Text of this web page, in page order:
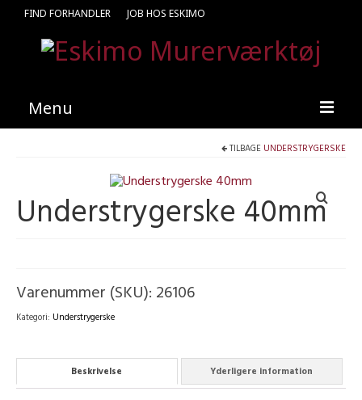
FIND FORHANDLER JOB HOS ESKIMO
Menu
Kataloger
Find en medarbejder
TILBAGE UNDERSTRYGERSKE
Understrygerske 40mm
Varenummer (SKU): 26106
Kategori: Understrygerske
Beskrivelse Yderligere information